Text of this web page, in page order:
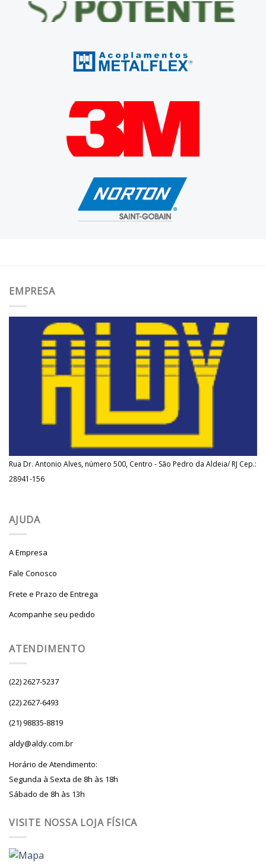
EMPRESA
Rua Dr. Antonio Alves, número 500, Centro - São Pedro da Aldeia/ RJ Cep.:
28941-156
AJUDA
A Empresa
Fale Conosco
Frete e Prazo de Entrega
Acompanhe seu pedido
ATENDIMENTO
(22) 2627-5237
(22) 2627-6493
(21) 98835-8819
aldy@aldy.com.br
Horário de Atendimento:
Segunda à Sexta de 8h às 18h
Sábado de 8h às 13h
VISITE NOSSA LOJA FÍSICA